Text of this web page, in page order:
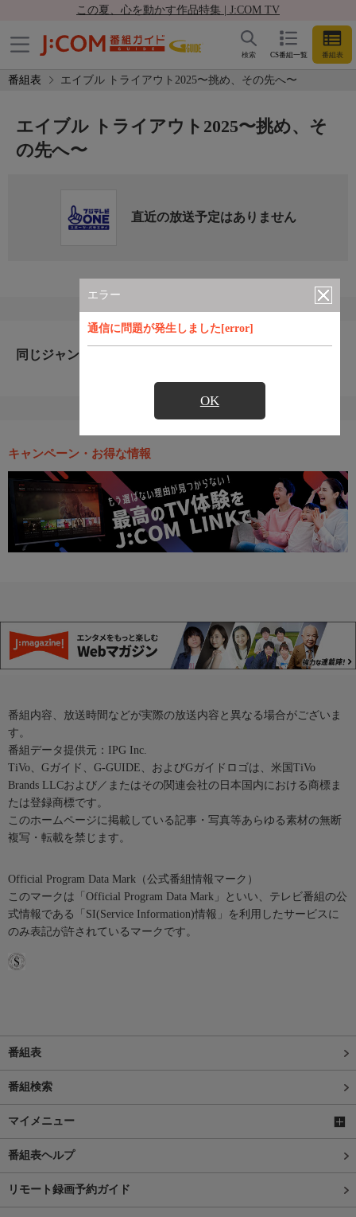
この夏、心を動かす作品特集 | J:COM TV
CS番組一覧 番組表
検索
番組表 エイブル トライアウト2025〜挑め、その先へ〜
エラー
通信に問題が発生しました[error]
OK
エイブル トライアウト2025〜挑め、そ
の先へ〜
直近の放送予定はありません
同じジャンルのおすすめ番組
キャンペーン・お得な情報
番組内容、放送時間などが実際の放送内容と異なる場合がございま
す。
番組データ提供元：IPG Inc.
TiVo、Gガイド、G-GUIDE、およびGガイドロゴは、米国TiVo
Brands LLCおよび／またはその関連会社の日本国内における商標ま
たは登録商標です。
このホームページに掲載している記事・写真等あらゆる素材の無断
複写・転載を禁じます。
Official Program Data Mark（公式番組情報マーク）
このマークは「Official Program Data Mark」といい、テレビ番組の公
式情報である「SI(Service Information)情報」を利用したサービスに
のみ表記が許されているマークです。
番組表
番組検索
マイメニュー
番組表ヘルプ
リモート録画予約ガイド